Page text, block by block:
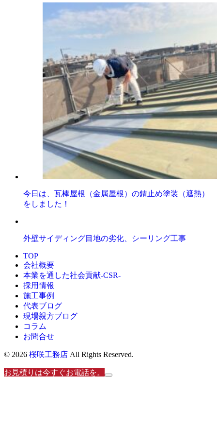
今日は、瓦棒屋根（金属屋根）の錆止め塗装（遮熱）
をしました！
外壁サイディング目地の劣化、シーリング工事
TOP
会社概要
本業を通した社会貢献-CSR-
採用情報
施工事例
代表ブログ
現場親方ブログ
コラム
お問合せ
© 2026 桜咲工務店 All Rights Reserved.
お見積りは今すぐお電話を。